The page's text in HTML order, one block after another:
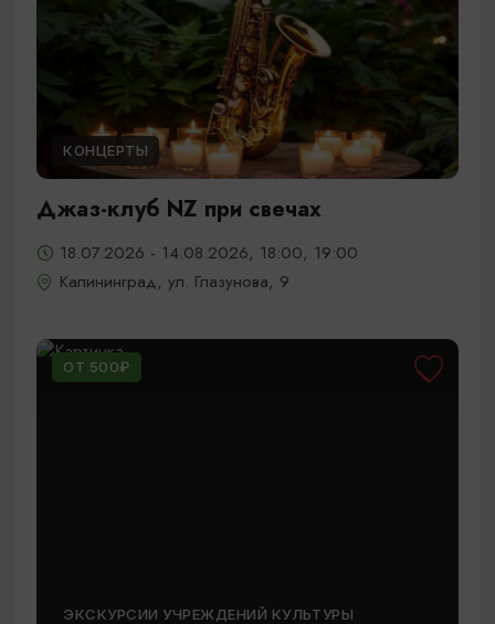
КОНЦЕРТЫ
Джаз-клуб NZ при свечах
18.07.2026 - 14.08.2026, 18:00, 19:00
Калининград, ул. Глазунова, 9
ОТ 500₽
ЭКСКУРСИИ УЧРЕЖДЕНИЙ КУЛЬТУРЫ